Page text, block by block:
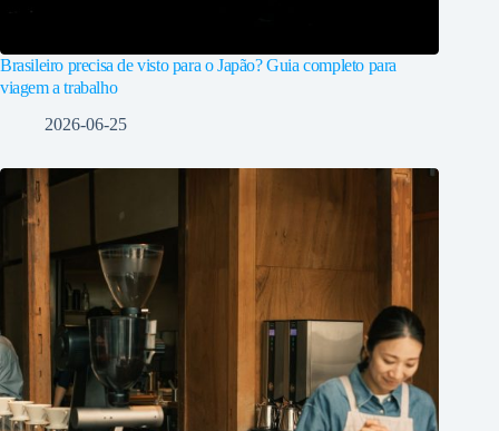
Brasileiro precisa de visto para o Japão? Guia completo para
viagem a trabalho
2026-06-25